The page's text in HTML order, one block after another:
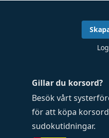
Gillar du korsord?
Besök vårt
för att köpa
sudokutidningar.